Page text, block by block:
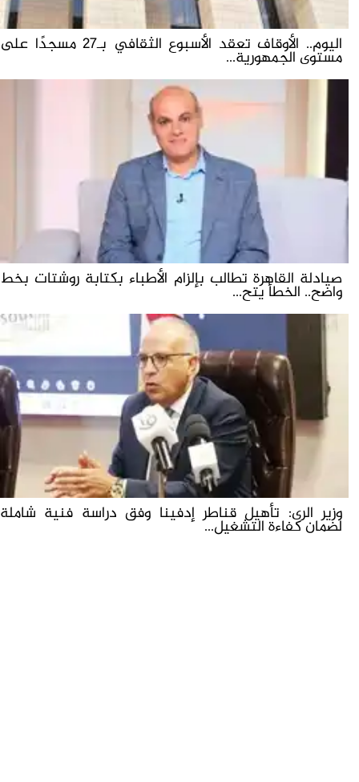
اليوم.. الأوقاف تعقد الأسبوع الثقافي بـ27 مسجدًا على
مستوى الجمهورية...
صيادلة القاهرة تطالب بإلزام الأطباء بكتابة روشتات بخط
واضح.. الخطأ يتح...
وزير الرى: تأهيل قناطر إدفينا وفق دراسة فنية شاملة
لضمان كفاءة التشغيل...